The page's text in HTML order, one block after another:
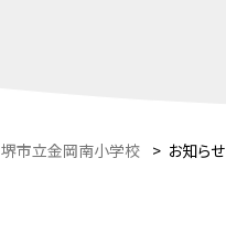
堺市立金岡南小学校 > お知らせ